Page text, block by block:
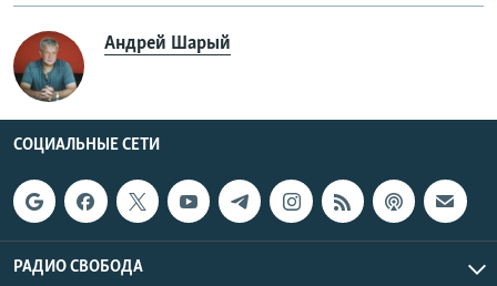
Андрей Шарый
СОЦИАЛЬНЫЕ СЕТИ
РАДИО СВОБОДА